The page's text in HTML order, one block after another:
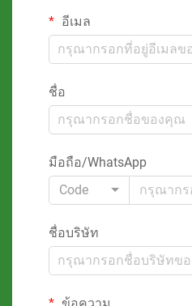
อีเมล
ชื่อ
มือถือ/WhatsApp
Code
ชื่อบริษัท
ข้อความ